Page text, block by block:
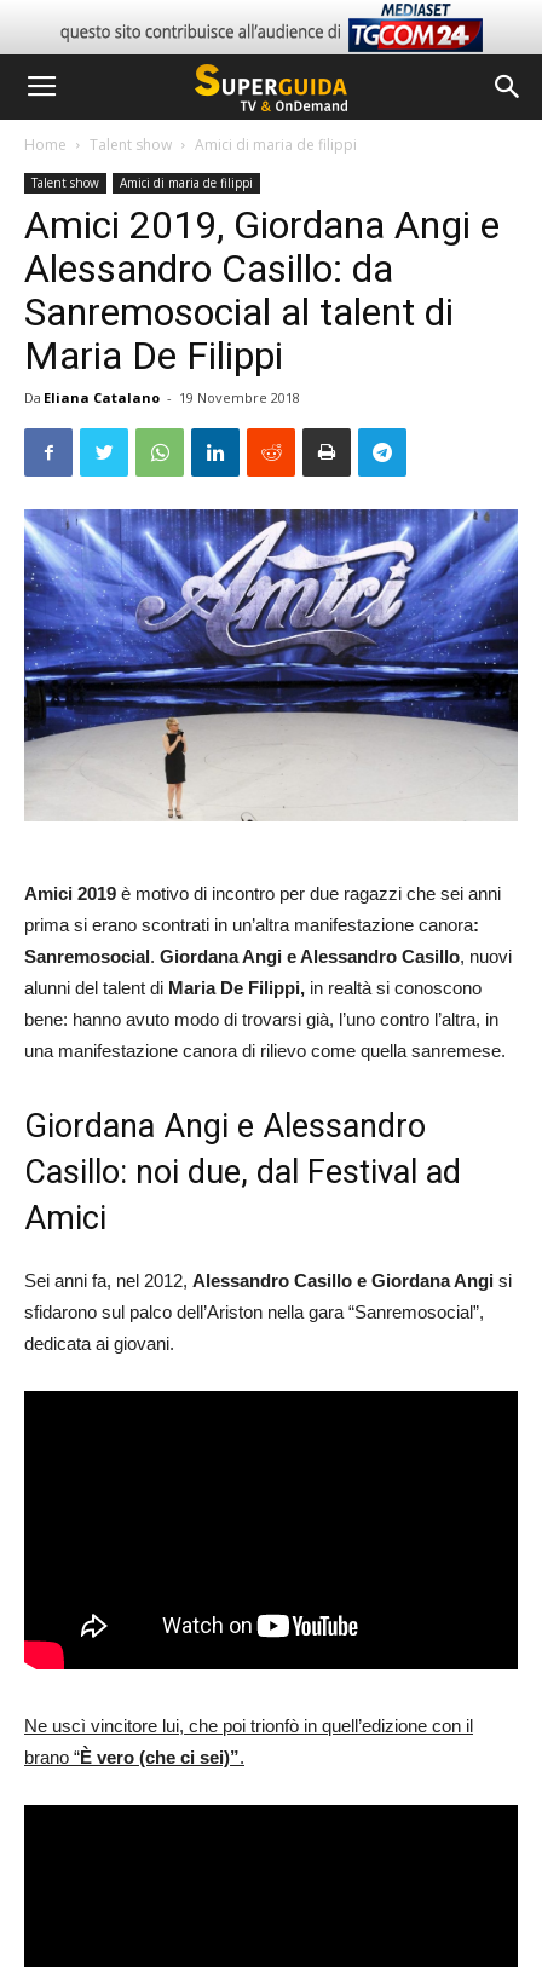
Home Talent show Amici di maria de filippi
Talent show Amici di maria de filippi
Amici 2019, Giordana Angi e
Alessandro Casillo: da
Sanremosocial al talent di
Maria De Filippi
Da Eliana Catalano - 19 Novembre 2018
Amici 2019 è motivo di incontro per due ragazzi che sei anni
prima si erano scontrati in un’altra manifestazione canora:
Sanremosocial. Giordana Angi e Alessandro Casillo, nuovi
alunni del talent di Maria De Filippi, in realtà si conoscono
bene: hanno avuto modo di trovarsi già, l’uno contro l’altra, in
una manifestazione canora di rilievo come quella sanremese.
Giordana Angi e Alessandro
Casillo: noi due, dal Festival ad
Amici
Sei anni fa, nel 2012, Alessandro Casillo e Giordana Angi si
sfidarono sul palco dell’Ariston nella gara “Sanremosocial”,
dedicata ai giovani.
Ne uscì vincitore lui, che poi trionfò in quell’edizione con il
brano “È vero (che ci sei)”.